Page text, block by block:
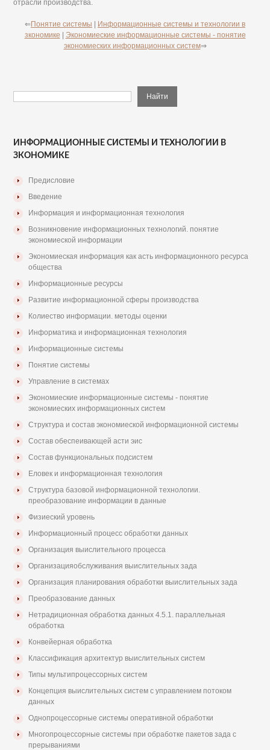
отрасли производства.
⇐Понятие системы | Информационные системы и технологии в
зкономике | Экономиеские информационные системы - понятие
экономиеских информационных систем⇒
ИНФОРМАЦИОННЫЕ СИСТЕМЫ И ТЕХНОЛОГИИ В
ЗКОНОМИКЕ
Предисловие
Введение
Информация и информационная технология
Возникновение информационных технологий. понятие
экономиеской информации
Экономиеская информация как асть информационного ресурса
общества
Информационные ресурсы
Развитие информационной сферы производства
Колиество информации. методы оценки
Информатика и информационная технология
Информационные системы
Понятие системы
Управление в системах
Экономиеские информационные системы - понятие
экономиеских информационных систем
Структура и состав экономиеской информационной системы
Состав обеспеивающей асти эис
Состав функциональных подсистем
Еловек и информационная технология
Структура базовой информационной технологии.
преобразование информации в данные
Физиеский уровень
Информационный процесс обработки данных
Организация выислительного процесса
Организацияобслуживания выислительных зада
Организация планирования обработки выислительных зада
Преобразование данных
Нетрадиционная обработка данных 4.5.1. параллельная
обработка
Конвейерная обработка
Классификация архитектур выислительных систем
Типы мультипроцессорных систем
Концепция выислительных систем с управлением потоком
данных
Однопроцессорные системы оперативной обработки
Многопроцессорные системы при обработке пакетов зада с
прерываниями